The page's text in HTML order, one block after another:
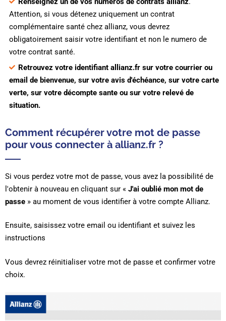
Attention, si vous détenez uniquement un contrat
complémentaire santé chez allianz, vous devrez
obligatoirement saisir votre identifiant et non le numero de
votre contrat santé.
Retrouvez votre identifiant allianz.fr sur votre courrier ou
email de bienvenue, sur votre avis d'échéance, sur votre carte
verte, sur votre décompte sante ou sur votre relevé de
situation.
Comment récupérer votre mot de passe
pour vous connecter à allianz.fr ?
Si vous perdez votre mot de passe, vous avez la possibilité de
l'obtenir à nouveau en cliquant sur « J'ai oublié mon mot de
passe » au moment de vous identifier à votre compte Allianz.
Ensuite, saisissez votre email ou identifiant et suivez les
instructions
Vous devrez réinitialiser votre mot de passe et confirmer votre
choix.